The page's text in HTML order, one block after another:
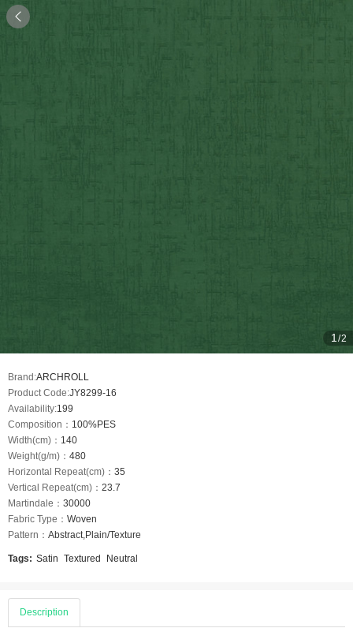

1 /2
Brand:ARCHROLL
Product Code:JY8299-16
Availability:199
Composition： 100%PES
Width(cm)： 140
Weight(g/m)： 480
Horizontal Repeat(cm)： 35
Vertical Repeat(cm)： 23.7
Martindale： 30000
Fabric Type： Woven
Pattern： Abstract,Plain/Texture
Tags: Satin Textured Neutral
Description